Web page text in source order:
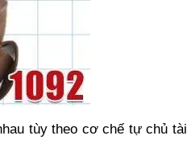
tùy theo cơ chế tự chủ tài